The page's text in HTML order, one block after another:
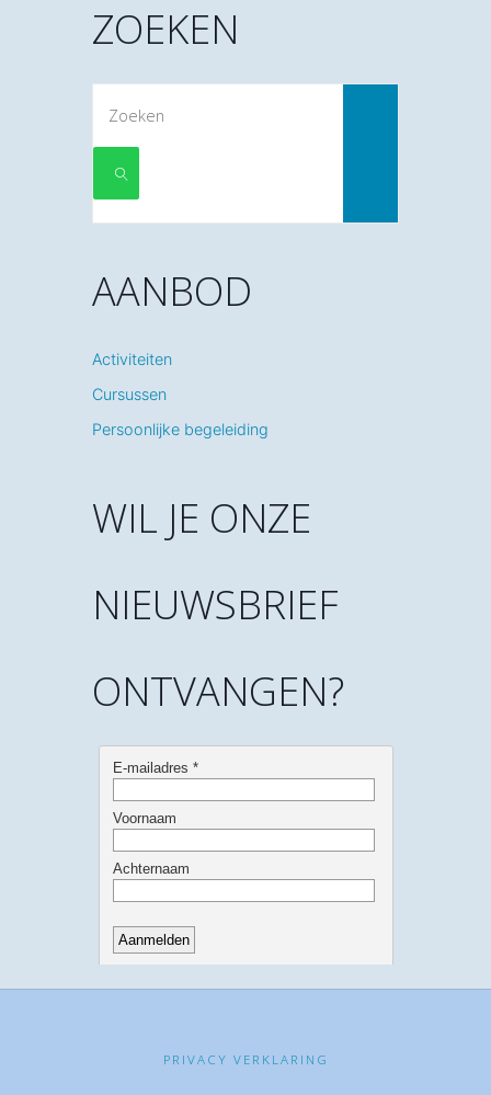
ZOEKEN
ZOEKEN
AANBOD
Activiteiten
Cursussen
Persoonlijke begeleiding
WIL JE ONZE
NIEUWSBRIEF
ONTVANGEN?
PRIVACY VERKLARING